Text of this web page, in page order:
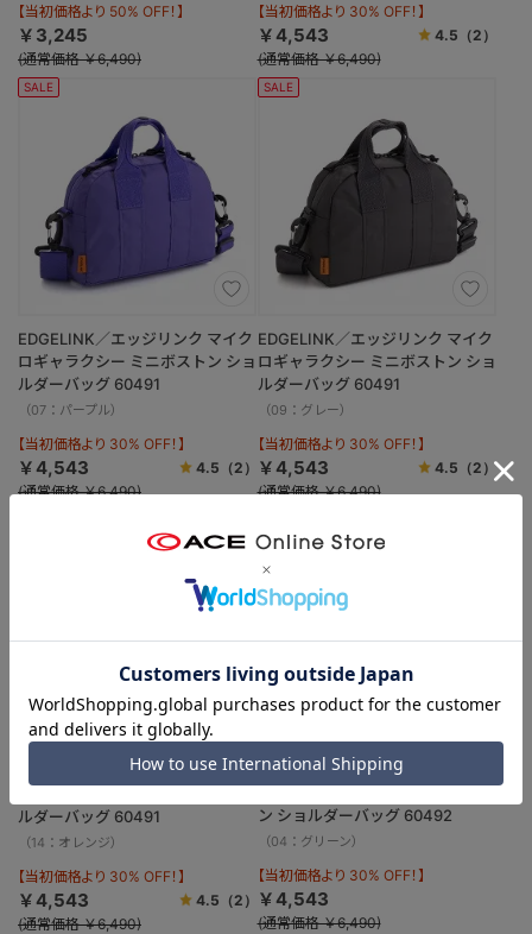
【当初価格より 50% OFF！】
￥3,245
(通常価格 ￥6,490)
【当初価格より 30% OFF！】
￥4,543 4.5 （2）
(通常価格 ￥6,490)
SALE
EDGELINK／エッジリンク マイク
ロギャラクシー ミニボストン ショ
ルダーバッグ 60491
（07：パープル）
【当初価格より 30% OFF！】
￥4,543 4.5 （2）
(通常価格 ￥6,490)
SALE
EDGELINK／エッジリンク マイク
ロギャラクシー ミニボストン ショ
ルダーバッグ 60491
（09：グレー）
【当初価格より 30% OFF！】
￥4,543 4.5 （2）
(通常価格 ￥6,490)
EDGELINK／エッジリンク マイク
ルダーバッグ 60491
（14：オレンジ）
【当初価格より 30% OFF！】
￥4,543 4.5 （2）
(通常価格 ￥6,490)
EDGELINK／エッジリンク マイク
ン ショルダーバッグ 60492
（04：グリーン）
【当初価格より 30% OFF！】
￥4,543
(通常価格 ￥6,490)